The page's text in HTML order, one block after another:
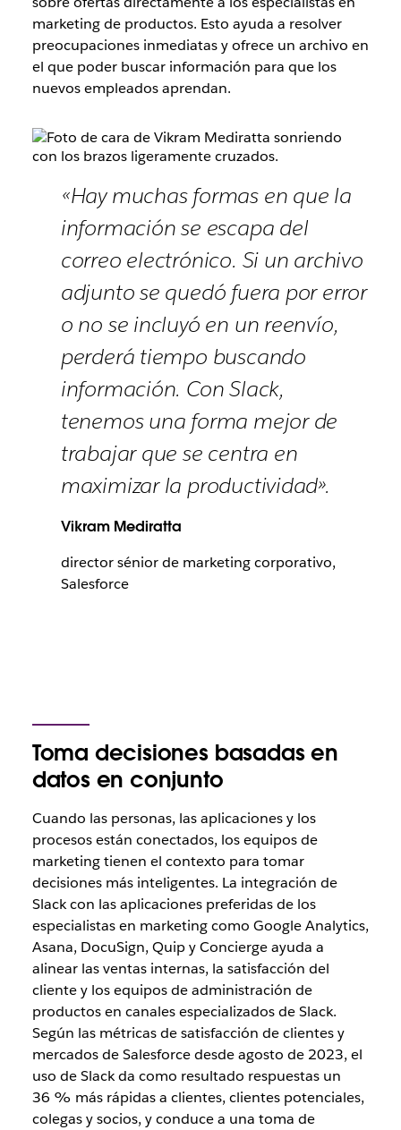
marketing de productos. Esto ayuda a resolver
preocupaciones inmediatas y ofrece un archivo en
el que poder buscar información para que los
nuevos empleados aprendan.
«Hay muchas formas en que la
información se escapa del
correo electrónico. Si un archivo
adjunto se quedó fuera por error
o no se incluyó en un reenvío,
perderá tiempo buscando
información. Con Slack,
tenemos una forma mejor de
trabajar que se centra en
maximizar la productividad».
Vikram Mediratta
director sénior de marketing corporativo,
Salesforce
Toma decisiones basadas en
datos en conjunto
Cuando las personas, las aplicaciones y los
procesos están conectados, los equipos de
marketing tienen el contexto para tomar
decisiones más inteligentes. La integración de
Slack con las aplicaciones preferidas de los
especialistas en marketing como Google Analytics,
Asana, DocuSign, Quip y Concierge ayuda a
alinear las ventas internas, la satisfacción del
cliente y los equipos de administración de
productos en canales especializados de Slack.
Según las métricas de satisfacción de clientes y
mercados de Salesforce desde agosto de 2023, el
uso de Slack da como resultado respuestas un
36 % más rápidas a clientes, clientes potenciales,
colegas y socios, y conduce a una toma de